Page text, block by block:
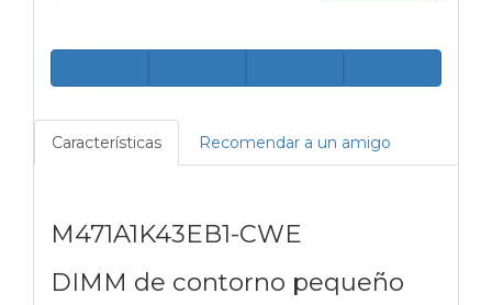
Características Recomendar a un amigo
M471A1K43EB1-CWE
DIMM de contorno pequeño